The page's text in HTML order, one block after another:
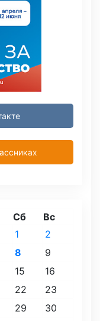
Сб Вс
1
2
8
9
15
16
22
23
29
30